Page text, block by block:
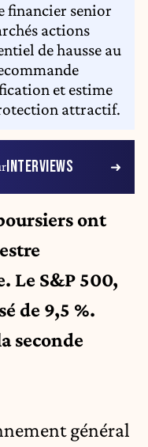
financier senior
actions
de hausse au
et estime
attractif.
INTERVIEWS
ont
Le S&P 500,
de 9,5 %.
seconde
général